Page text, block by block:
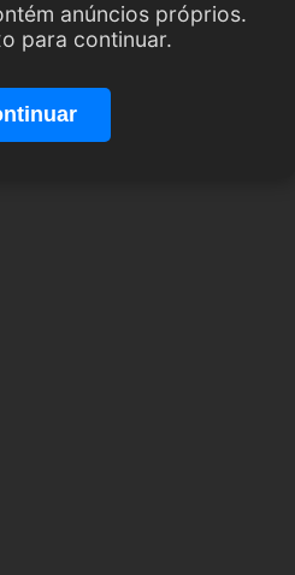
anúncios próprios.
para continuar.